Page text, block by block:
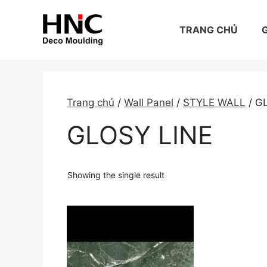
TRANG CHỦ
Trang chủ / Wall Panel / STYLE WALL /
GLOSY LINE
Showing the single result